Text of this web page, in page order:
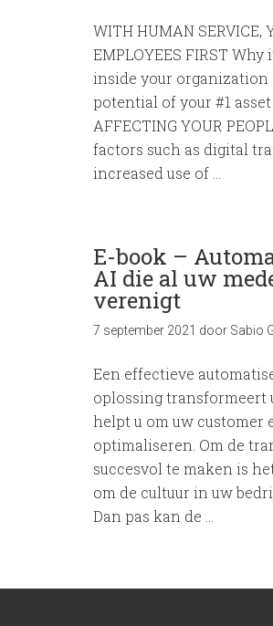
WITH HUMAN SERVICE,
EMPLOYEES FIRST
inside your organization
potential of your #1 asset
AFFECTING YOUR
factors such as digital
increased use of …
E-book –
AI die al uw
verenigt
7 september 2021 door Sabio
Een effectieve
oplossing transformeert
helpt u om uw customer
optimaliseren. Om de
succesvol te maken is
om de cultuur in uw
Dan pas kan de …